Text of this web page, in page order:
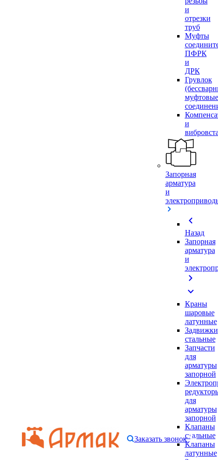
и
отрезки
труб
Муфты
ПФРК
и
ДРК
Грувлок
муфтовые
и
Запорная
арматура
и
chevron_left
Назад
Запорная
арматура
и
chevron_right
expand_more
Краны
шаровые
латунные
Задвижки
стальные
Запчасти
для
арматуры
запорной
для
арматуры
запорной
Клапаны
стальные
Клапаны
латунные
Заказать звонок